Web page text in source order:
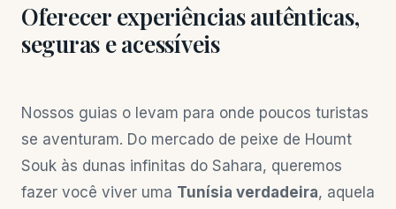
Oferecer experiências autênticas,
seguras e acessíveis
Nossos guias o levam para onde poucos turistas
se aventuram. Do mercado de peixe de Houmt
Souk às dunas infinitas do Sahara, queremos
fazer você viver uma Tunísia verdadeira, aquela